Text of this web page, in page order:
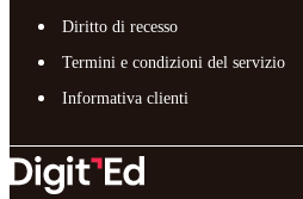
Diritto di recesso
Termini e condizioni del servizio
Informativa clienti